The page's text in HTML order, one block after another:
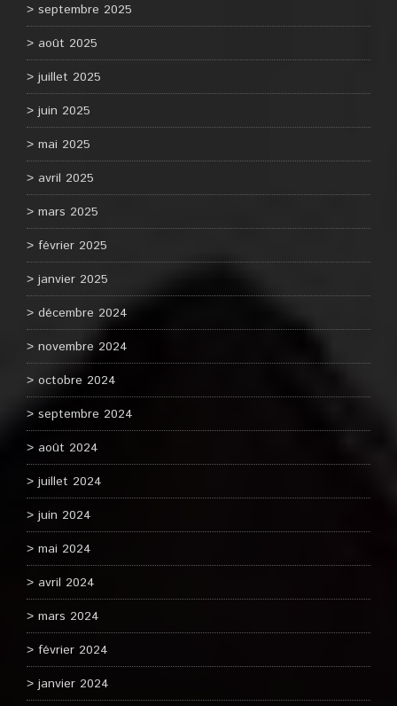
septembre 2025
août 2025
juillet 2025
juin 2025
mai 2025
avril 2025
mars 2025
février 2025
janvier 2025
décembre 2024
novembre 2024
octobre 2024
septembre 2024
août 2024
juillet 2024
juin 2024
mai 2024
avril 2024
mars 2024
février 2024
janvier 2024